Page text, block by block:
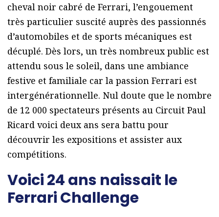
cheval noir cabré de Ferrari, l’engouement
très particulier suscité auprès des passionnés
d’automobiles et de sports mécaniques est
décuplé. Dès lors, un très nombreux public est
attendu sous le soleil, dans une ambiance
festive et familiale car la passion Ferrari est
intergénérationnelle. Nul doute que le nombre
de 12 000 spectateurs présents au Circuit Paul
Ricard voici deux ans sera battu pour
découvrir les expositions et assister aux
compétitions.
Voici 24 ans naissait le
Ferrari Challenge